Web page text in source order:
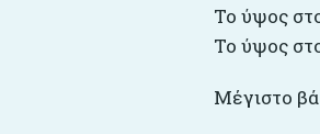
Το ύψος
Το ύψος
Μέγιστο